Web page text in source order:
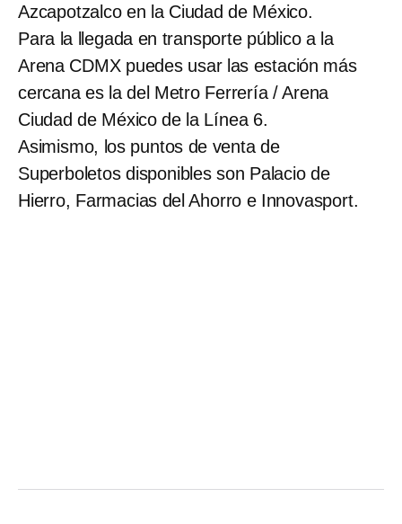
Azcapotzalco en la Ciudad de México.
Para la llegada en transporte público a la
Arena CDMX puedes usar las estación más
cercana es la del Metro Ferrería / Arena
Ciudad de México de la Línea 6.
Asimismo, los puntos de venta de
Superboletos disponibles son Palacio de
Hierro, Farmacias del Ahorro e Innovasport.